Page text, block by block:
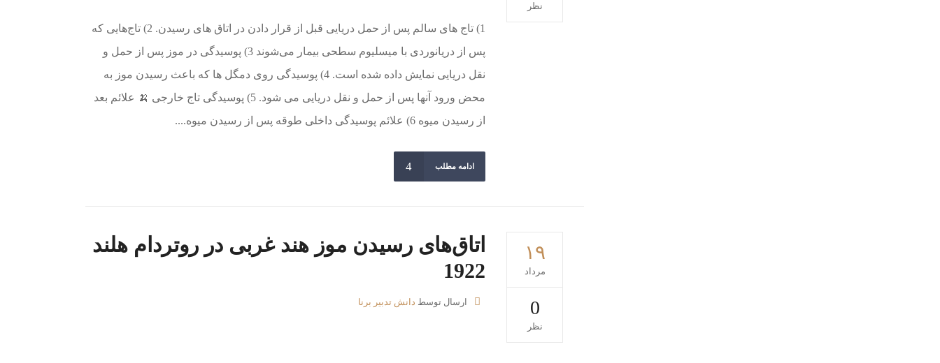
نظر
1) تاج های سالم پس از حمل دریایی قبل از قرار دادن در اتاق های رسیدن. 2) تاج‌هایی که
پس از دریانوردی با میسلیوم سطحی بیمار می‌شوند 3) پوسیدگی در موز پس از حمل و
نقل دریایی نمایش داده شده است. 4) پوسیدگی روی دمگل ها که باعث رسیدن موز به
محض ورود آنها پس از حمل و نقل دریایی می شود. 5) پوسیدگی تاج خارجی 🍌 علائم بعد
از رسیدن میوه 6) علائم پوسیدگی داخلی طوقه پس از رسیدن میوه....
ادامه مطلب
۱۹
مرداد
0
نظر
اتاق‌های رسیدن موز هند غربی در روتردام هلند
1922
ارسال توسط دانش تدبیر برنا